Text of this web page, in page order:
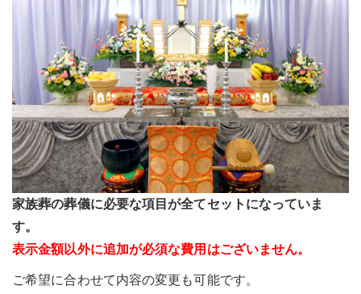
家族葬の葬儀に必要な項目が全てセットになっていま
す。
表示金額以外に追加が必須な費用はございません。
ご希望に合わせて内容の変更も可能です。